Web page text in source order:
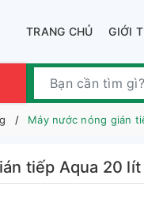
TRANG CHỦ GIỚI
Máy nước nóng gián
tiếp Aqua 20